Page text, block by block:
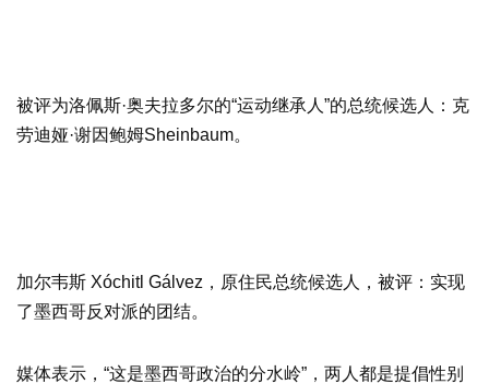
被评为洛佩斯·奥夫拉多尔的“运动继承人”的总统候选人：克
劳迪娅·谢因鲍姆Sheinbaum。
加尔韦斯 Xóchitl Gálvez，原住民总统候选人，被评：实现
了墨西哥反对派的团结。
媒体表示，“这是墨西哥政治的分水岭”，两人都是提倡性别